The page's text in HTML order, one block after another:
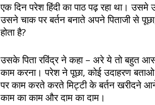
एक दिन परेश हिंदी का पाठ पढ़ रहा था।
उसने चाक पर बर्तन बनाते अपने पिताजी से
होता है?
उसके पिता रविंद्र ने कहा – अरे ये तो बहुत
काम करना। परेश ने पूछा, कोई उदाहरण
पर काम करते करते मिट्टी के बर्तन खरीदने
काम का काम और दाम का दाम।